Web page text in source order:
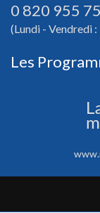
0 820 955
(Lundi - Vendredi
Les